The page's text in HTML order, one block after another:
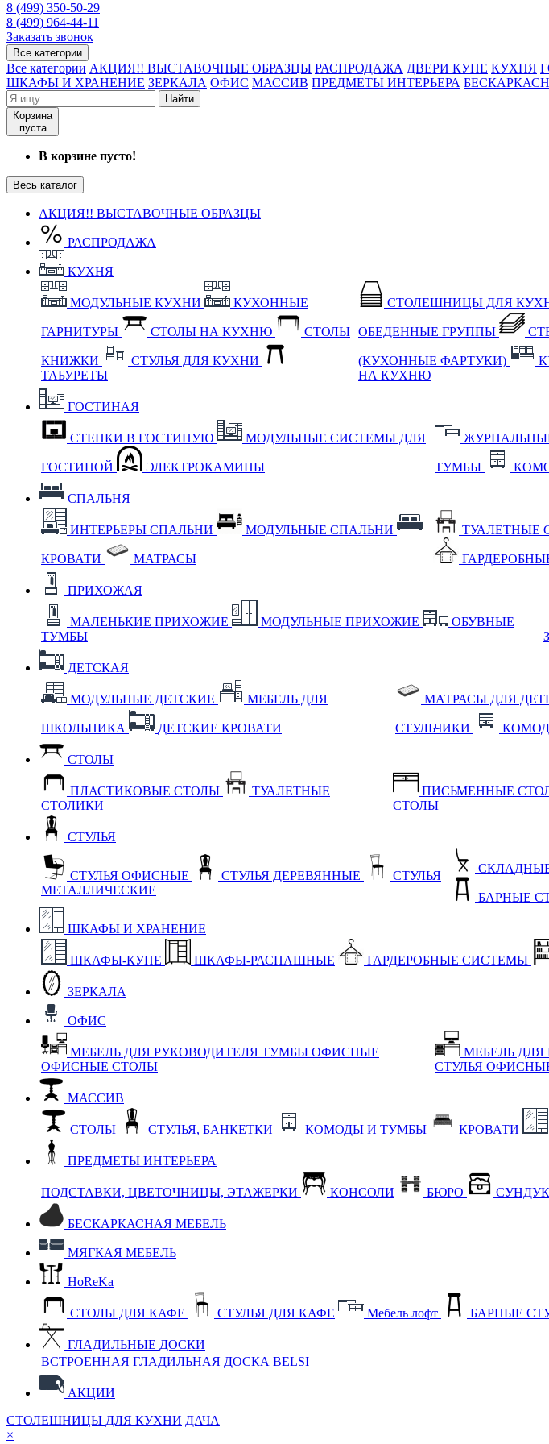
8 (499) 350-50-29
8 (499) 964-44-11
Заказать звонок
Все категории
Все категории АКЦИЯ!! ВЫСТАВОЧНЫЕ ОБРАЗЦЫ РАСПРОДАЖА ДВЕРИ КУПЕ КУХНЯ
ШКАФЫ И ХРАНЕНИЕ ЗЕРКАЛА ОФИС МАССИВ ПРЕДМЕТЫ ИНТЕРЬЕРА
Найти
Корзина
пуста
В корзине пусто!
Весь каталог
АКЦИЯ!! ВЫСТАВОЧНЫЕ ОБРАЗЦЫ
РАСПРОДАЖА
КУХНЯ
МОДУЛЬНЫЕ КУХНИ КУХОННЫЕ
ГАРНИТУРЫ СТОЛЫ НА КУХНЮ СТОЛЫ
КНИЖКИ
СТУЛЬЯ ДЛЯ КУХНИ
ТАБУРЕТЫ
СТОЛЕШНИЦЫ ДЛЯ
ОБЕДЕННЫЕ ГРУППЫ
(КУХОННЫЕ ФАРТУКИ)
НА КУХНЮ
ГОСТИНАЯ
СТЕНКИ В ГОСТИНУЮ МОДУЛЬНЫЕ СИСТЕМЫ ДЛЯ
ГОСТИНОЙ ЭЛЕКТРОКАМИНЫ ТУМБЫ
СПАЛЬНЯ
ИНТЕРЬЕРЫ СПАЛЬНИ МОДУЛЬНЫЕ СПАЛЬНИ
КРОВАТИ МАТРАСЫ
ТУАЛЕТНЫЕ
ПРИХОЖАЯ
МАЛЕНЬКИЕ ПРИХОЖИЕ МОДУЛЬНЫЕ ПРИХОЖИЕ
ОБУВНЫЕ
ТУМБЫ
ДЕТСКАЯ
МОДУЛЬНЫЕ ДЕТСКИЕ МЕБЕЛЬ ДЛЯ
ШКОЛЬНИКА ДЕТСКИЕ КРОВАТИ
МАТРАСЫ ДЛЯ
СТУЛЬЧИКИ
СТОЛЫ
ПЛАСТИКОВЫЕ СТОЛЫ
ТУАЛЕТНЫЕ
СТОЛИКИ
ПИСЬМЕННЫЕ
СТОЛЫ
СТУЛЬЯ
СТУЛЬЯ ОФИСНЫЕ СТУЛЬЯ ДЕРЕВЯННЫЕ
СТУЛЬЯ
МЕТАЛЛИЧЕСКИЕ
БАРНЫЕ
ШКАФЫ И ХРАНЕНИЕ
ШКАФЫ-КУПЕ ШКАФЫ-РАСПАШНЫЕ ГАРДЕРОБНЫЕ СИСТЕМЫ
ЗЕРКАЛА
ОФИС
МЕБЕЛЬ ДЛЯ РУКОВОДИТЕЛЯ ТУМБЫ ОФИСНЫЕ
ОФИСНЫЕ СТОЛЫ
МЕБЕЛЬ
СТУЛЬЯ
МАССИВ
СТОЛЫ СТУЛЬЯ, БАНКЕТКИ КОМОДЫ И ТУМБЫ КРОВАТИ
ПРЕДМЕТЫ ИНТЕРЬЕРА
ПОДСТАВКИ, ЦВЕТОЧНИЦЫ, ЭТАЖЕРКИ КОНСОЛИ БЮРО
БЕСКАРКАСНАЯ МЕБЕЛЬ
МЯГКАЯ МЕБЕЛЬ
HoReKa
СТОЛЫ ДЛЯ КАФЕ СТУЛЬЯ ДЛЯ КАФЕ Мебель лофт БАРНЫЕ
ГЛАДИЛЬНЫЕ ДОСКИ
ВСТРОЕННАЯ ГЛАДИЛЬНАЯ ДОСКА BELSI
АКЦИИ
СТОЛЕШНИЦЫ ДЛЯ КУХНИ ДАЧА
×